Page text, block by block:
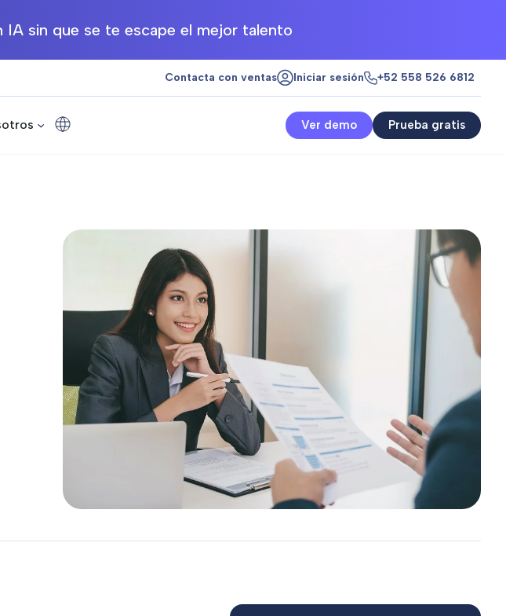
sin que se te escape el mejor talento
Contacta con ventas Iniciar sesión +52 558 526 6812
Prueba gratis
Ver demo